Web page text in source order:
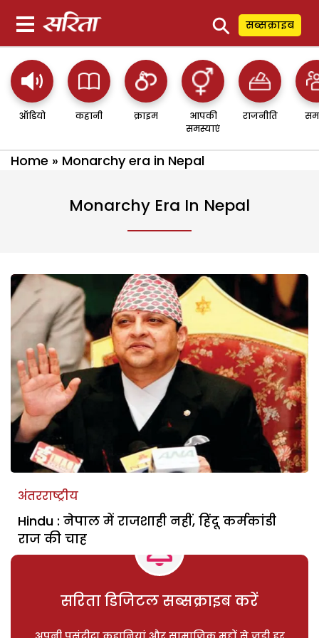
⚲ सब्सक्राइब
ऑडियो कहानी क्राइम
आपकी
समस्याएं
राजनीति
Home » Monarchy era in Nepal
Monarchy Era In Nepal
अंतरराष्ट्रीय
Hindu : नेपाल में राजशाही नहीं, हिंदू कर्मकांडी
राज की चाह
सरिता डिजिटल सब्सक्राइब करें